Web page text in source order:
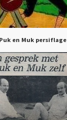
Puk en Muk persiflage